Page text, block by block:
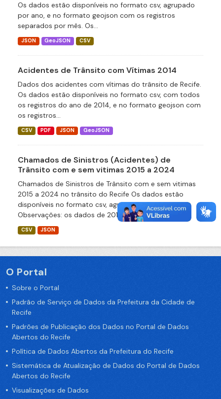
Os dados estão disponíveis no formato csv, agrupado
por ano, e no formato geojson com os registros
separados por mês. Os...
JSON GeoJSON CSV
Acidentes de Trânsito com Vítimas 2014
Dados dos acidentes com vítimas do trânsito de Recife.
Os dados estão disponíveis no formato csv, com todos
os registros do ano de 2014, e no formato geojson com
os registros...
CSV PDF JSON GeoJSON
Chamados de Sinistros (Acidentes) de
Trânsito com e sem vitimas 2015 a 2024
Chamados de Sinistros de Trânsito com e sem vitimas
2015 a 2024 no trânsito do Recife Os dados estão
disponíveis no formato csv, agrupados por ano.
Observações: os dados de 2015...
CSV JSON
O Portal
Sobre o Portal
Padrão de Serviço de Dados da Prefeitura da Cidade de
Recife
Padrões de Publicação dos Dados no Portal de Dados
Abertos do Recife
Política de Dados Abertos da Prefeitura do Recife
Sistemática de Atualização de Dados do Portal de Dados
Abertos do Recife
Visualizações de Dados